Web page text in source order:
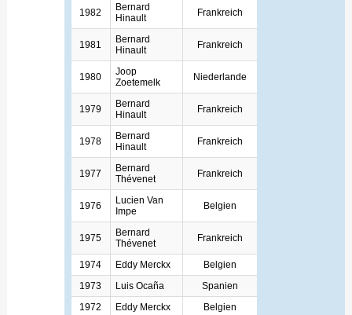
1982
Bernard
Hinault
Frankreich
1981
Bernard
Hinault
Frankreich
1980
Joop
Zoetemelk
Niederlande
1979
Bernard
Hinault
Frankreich
1978
Bernard
Hinault
Frankreich
1977
Bernard
Thévenet
Frankreich
1976
Lucien Van
Impe
Belgien
1975
Bernard
Thévenet
Frankreich
1974 Eddy Merckx
Belgien
1973
Luis Ocaña
Spanien
1972
Eddy Merckx
Belgien